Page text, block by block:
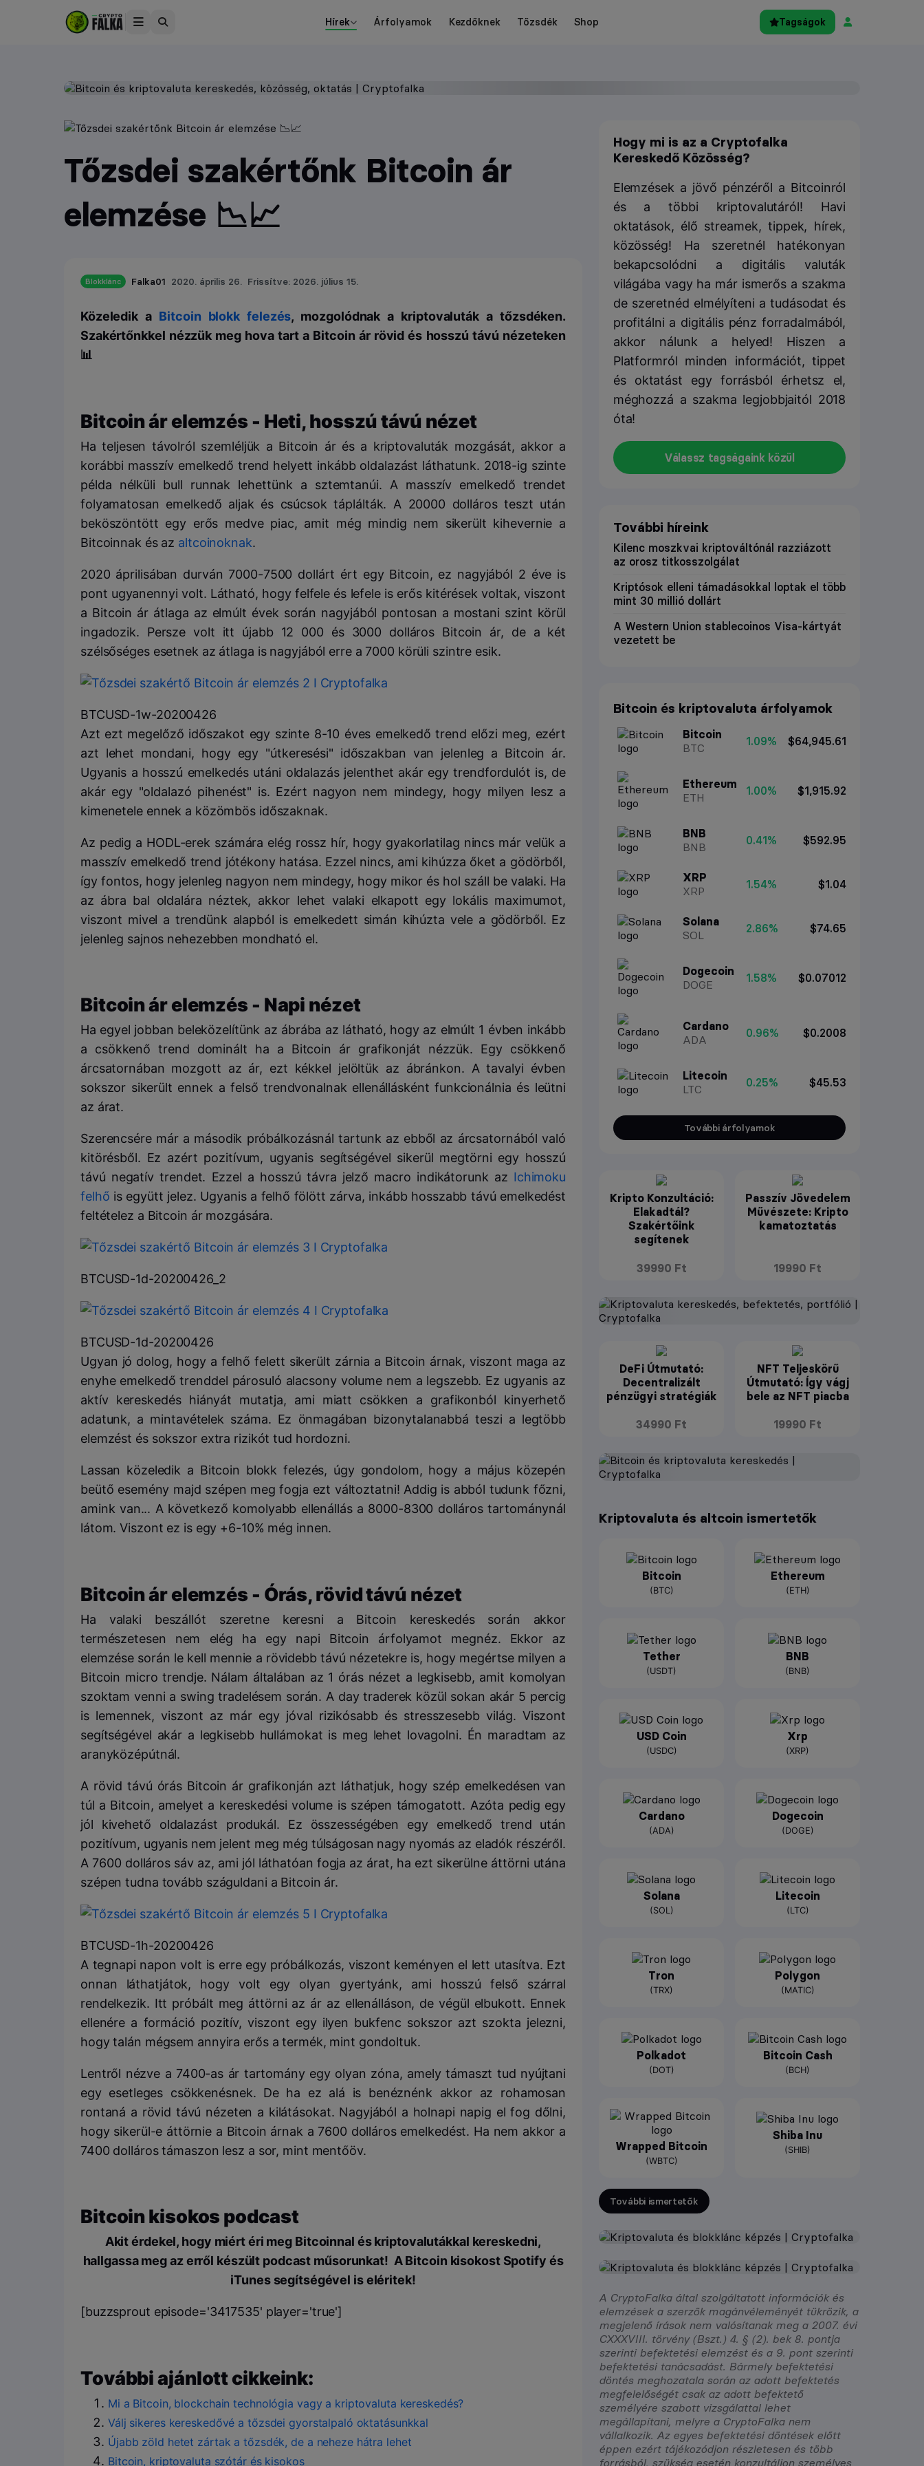
Hírek Árfolyamok Kezdőknek Tőzsdék Shop Tagságok
Tőzsdei szakértőnk Bitcoin ár
elemzése 📉📈
Blokklánc Falka01 2020. április 26. Frissítve: 2026. július 15.
Közeledik a Bitcoin blokk felezés, mozgolódnak a kriptovaluták a tőzsdéken.
Szakértőnkkel nézzük meg hova tart a Bitcoin ár rövid és hosszú távú nézeteken
📊
Bitcoin ár elemzés - Heti, hosszú távú nézet
Ha teljesen távolról szemléljük a Bitcoin ár és a kriptovaluták mozgását, akkor a
korábbi masszív emelkedő trend helyett inkább oldalazást láthatunk. 2018-ig szinte
példa nélküli bull runnak lehettünk a sztemtanúi. A masszív emelkedő trendet
folyamatosan emelkedő aljak és csúcsok táplálták. A 20000 dolláros teszt után
beköszöntött egy erős medve piac, amit még mindig nem sikerült kihevernie a
Bitcoinnak és az altcoinoknak.
2020 áprilisában durván 7000-7500 dollárt ért egy Bitcoin, ez nagyjából 2 éve is
pont ugyanennyi volt. Látható, hogy felfele és lefele is erős kitérések voltak, viszont
a Bitcoin ár átlaga az elmúlt évek során nagyjából pontosan a mostani szint körül
ingadozik. Persze volt itt újabb 12 000 és 3000 dolláros Bitcoin ár, de a két
szélsőséges esetnek az átlaga is nagyjából erre a 7000 körüli szintre esik.
BTCUSD-1w-20200426
Azt ezt megelőző időszakot egy szinte 8-10 éves emelkedő trend előzi meg, ezért
azt lehet mondani, hogy egy "útkeresési" időszakban van jelenleg a Bitcoin ár.
Ugyanis a hosszú emelkedés utáni oldalazás jelenthet akár egy trendfordulót is, de
akár egy "oldalazó pihenést" is. Ezért nagyon nem mindegy, hogy milyen lesz a
kimenetele ennek a közömbös időszaknak.
Az pedig a HODL-erek számára elég rossz hír, hogy gyakorlatilag nincs már velük a
masszív emelkedő trend jótékony hatása. Ezzel nincs, ami kihúzza őket a gödörből,
így fontos, hogy jelenleg nagyon nem mindegy, hogy mikor és hol száll be valaki. Ha
az ábra bal oldalára néztek, akkor lehet valaki elkapott egy lokális maximumot,
viszont mivel a trendünk alapból is emelkedett simán kihúzta vele a gödörből. Ez
jelenleg sajnos nehezebben mondható el.
Bitcoin ár elemzés - Napi nézet
Ha egyel jobban beleközelítünk az ábrába az látható, hogy az elmúlt 1 évben inkább
a csökkenő trend dominált ha a Bitcoin ár grafikonját nézzük. Egy csökkenő
árcsatornában mozgott az ár, ezt kékkel jelöltük az ábránkon. A tavalyi évben
sokszor sikerült ennek a felső trendvonalnak ellenállásként funkcionálnia és leütni
az árat.
Szerencsére már a második próbálkozásnál tartunk az ebből az árcsatornából való
kitörésből. Ez azért pozitívum, ugyanis segítségével sikerül megtörni egy hosszú
távú negatív trendet. Ezzel a hosszú távra jelző macro indikátorunk az Ichimoku
felhő is együtt jelez. Ugyanis a felhő fölött zárva, inkább hosszabb távú emelkedést
feltételez a Bitcoin ár mozgására.
BTCUSD-1d-20200426_2
BTCUSD-1d-20200426
Ugyan jó dolog, hogy a felhő felett sikerült zárnia a Bitcoin árnak, viszont maga az
enyhe emelkedő trenddel párosuló alacsony volume nem a legszebb. Ez ugyanis az
aktív kereskedés hiányát mutatja, ami miatt csökken a grafikonból kinyerhető
adatunk, a mintavételek száma. Ez önmagában bizonytalanabbá teszi a legtöbb
elemzést és sokszor extra rizikót tud hordozni.
Lassan közeledik a Bitcoin blokk felezés, úgy gondolom, hogy a május közepén
beütő esemény majd szépen meg fogja ezt változtatni! Addig is abból tudunk főzni,
amink van... A következő komolyabb ellenállás a 8000-8300 dolláros tartománynál
látom. Viszont ez is egy +6-10% még innen.
Bitcoin ár elemzés - Órás, rövid távú nézet
Ha valaki beszállót szeretne keresni a Bitcoin kereskedés során akkor
természetesen nem elég ha egy napi Bitcoin árfolyamot megnéz. Ekkor az
elemzése során le kell mennie a rövidebb távú nézetekre is, hogy megértse milyen a
Bitcoin micro trendje. Nálam általában az 1 órás nézet a legkisebb, amit komolyan
szoktam venni a swing tradelésem során. A day traderek közül sokan akár 5 percig
is lemennek, viszont az már egy jóval rizikósabb és stresszesebb világ. Viszont
segítségével akár a legkisebb hullámokat is meg lehet lovagolni. Én maradtam az
aranyközépútnál.
A rövid távú órás Bitcoin ár grafikonján azt láthatjuk, hogy szép emelkedésen van
túl a Bitcoin, amelyet a kereskedési volume is szépen támogatott. Azóta pedig egy
jól kivehető oldalazást produkál. Ez összességében egy emelkedő trend után
pozitívum, ugyanis nem jelent meg még túlságosan nagy nyomás az eladók részéről.
A 7600 dolláros sáv az, ami jól láthatóan fogja az árat, ha ezt sikerülne áttörni utána
szépen tudna tovább száguldani a Bitcoin ár.
BTCUSD-1h-20200426
A tegnapi napon volt is erre egy próbálkozás, viszont keményen el lett utasítva. Ezt
onnan láthatjátok, hogy volt egy olyan gyertyánk, ami hosszú felső szárral
rendelkezik. Itt próbált meg áttörni az ár az ellenálláson, de végül elbukott. Ennek
ellenére a formáció pozitív, viszont egy ilyen bukfenc sokszor azt szokta jelezni,
hogy talán mégsem annyira erős a termék, mint gondoltuk.
Lentről nézve a 7400-as ár tartomány egy olyan zóna, amely támaszt tud nyújtani
egy esetleges csökkenésnek. De ha ez alá is benéznénk akkor az rohamosan
rontaná a rövid távú nézeten a kilátásokat. Nagyjából a holnapi napig el fog dőlni,
hogy sikerül-e áttörnie a Bitcoin árnak a 7600 dolláros emelkedést. Ha nem akkor a
7400 dolláros támaszon lesz a sor, mint mentőöv.
Bitcoin kisokos podcast
Akit érdekel, hogy miért éri meg Bitcoinnal és kriptovalutákkal kereskedni,
hallgassa meg az erről készült podcast műsorunkat! A Bitcoin kisokost Spotify és
iTunes segítségével is eléritek!
[buzzsprout episode='3417535' player='true']
További ajánlott cikkeink:
Mi a Bitcoin, blockchain technológia vagy a kriptovaluta kereskedés?
Válj sikeres kereskedővé a tőzsdei gyorstalpaló oktatásunkkal
Újabb zöld hetet zártak a tőzsdék, de a neheze hátra lehet
Bitcoin, kriptovaluta szótár és kisokos
Hogy mi is az a Cryptofalka
Kereskedő Közösség?
Elemzések a jövő pénzéről a Bitcoinról
és a többi kriptovalutáról! Havi
oktatások, élő streamek, tippek, hírek,
közösség! Ha szeretnél hatékonyan
bekapcsolódni a digitális valuták
világába vagy ha már ismerős a szakma
de szeretnéd elmélyíteni a tudásodat és
profitálni a digitális pénz forradalmából,
akkor nálunk a helyed! Hiszen a
Platformról minden információt, tippet
és oktatást egy forrásból érhetsz el,
méghozzá a szakma legjobbjaitól 2018
óta!
Válassz tagságaink közül
További híreink
Kilenc moszkvai kriptováltónál razziázott
az orosz titkosszolgálat
Kriptósok elleni támadásokkal loptak el több
mint 30 millió dollárt
A Western Union stablecoinos Visa-kártyát
vezetett be
Bitcoin és kriptovaluta árfolyamok
Bitcoin
BTC
1.09% $64,945.61
Ethereum
ETH
1.00% $1,915.92
BNB
BNB
0.41% $592.95
XRP
XRP
1.54% $1.04
Solana
SOL
2.86% $74.65
Dogecoin
DOGE
1.58% $0.07012
Cardano
ADA
0.96% $0.2008
Litecoin
LTC
0.25% $45.53
További árfolyamok
Kripto Konzultáció:
Elakadtál?
Szakértőink
segítenek
39990 Ft
Passzív Jövedelem
Művészete: Kripto
kamatoztatás
19990 Ft
DeFi Útmutató:
Decentralizált
pénzügyi stratégiák
34990 Ft
NFT Teljeskörű
Útmutató: Így vágj
bele az NFT piacba
19990 Ft
Kriptovaluta és altcoin ismertetők
Bitcoin
(BTC)
Ethereum
(ETH)
Tether
(USDT)
BNB
(BNB)
USD Coin
(USDC)
Xrp
(XRP)
Cardano
(ADA)
Dogecoin
(DOGE)
Solana
(SOL)
Litecoin
(LTC)
Tron
(TRX)
Polygon
(MATIC)
Polkadot
(DOT)
Bitcoin Cash
(BCH)
Wrapped Bitcoin
(WBTC)
Shiba Inu
(SHIB)
További ismertetők
A CryptoFalka által szolgáltatott információk és
elemzések a szerzők magánvéleményét tükrözik, a
megjelenő írások nem valósítanak meg a 2007. évi
CXXXVIII. törvény (Bszt.) 4. § (2). bek 8. pontja
szerinti befektetési elemzést és a 9. pont szerinti
befektetési tanácsadást. Bármely befektetési
döntés meghozatala során az adott befektetés
megfelelőségét csak az adott befektető
személyére szabott vizsgálattal lehet
megállapítani, melyre a CryptoFalka nem
vállalkozik. Az egyes befektetési döntések előtt
éppen ezért tájékozódjon részletesen és több
forrásból, szükség esetén konzultáljon személyes